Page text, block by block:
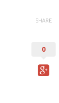
SHARE
0